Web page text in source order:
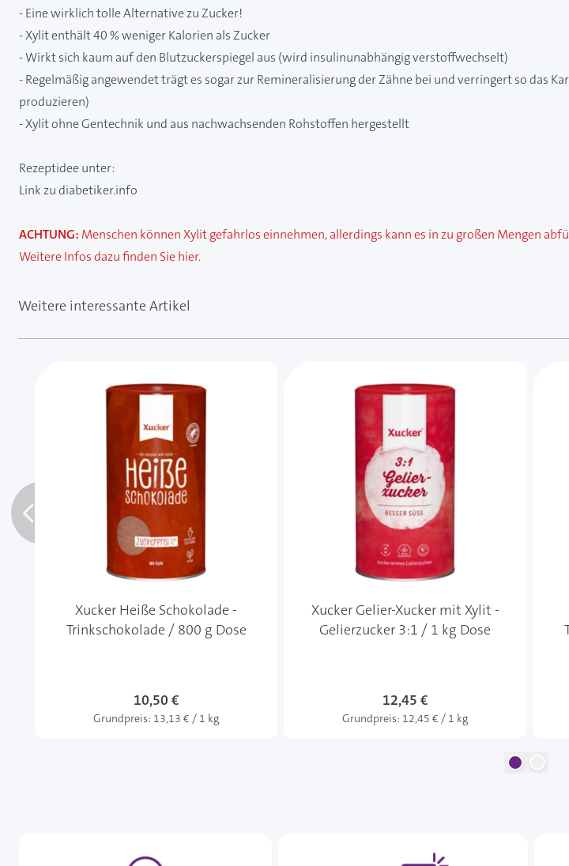
- Eine wirklich tolle Alternative zu Zucker!
- Xylit enthält 40 % weniger Kalorien als Zucker
- Wirkt sich kaum auf den Blutzuckerspiegel aus (wird insulinunabhängig verstoffwechselt)
- Regelmäßig angewendet trägt es sogar zur Remineralisierung der Zähne bei und verringert so das
produzieren)
- Xylit ohne Gentechnik und aus nachwachsenden Rohstoffen hergestellt
Rezeptidee unter:
Link zu diabetiker.info
ACHTUNG: Menschen können Xylit gefahrlos einnehmen, allerdings kann es in zu großen Mengen
Weitere Infos dazu finden Siehier.
Weitere interessante Artikel
Xucker Heiße Schokolade -
Trinkschokolade / 800 g Dose
10,50 €
Grundpreis: 13,13 € / 1 kg
Xucker Gelier-Xucker mit Xylit -
Gelierzucker 3:1 / 1 kg Dose
12,45 €
Grundpreis: 12,45 € / 1 kg